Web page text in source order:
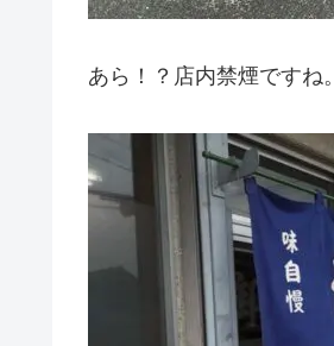
あら！？店内禁煙ですね。